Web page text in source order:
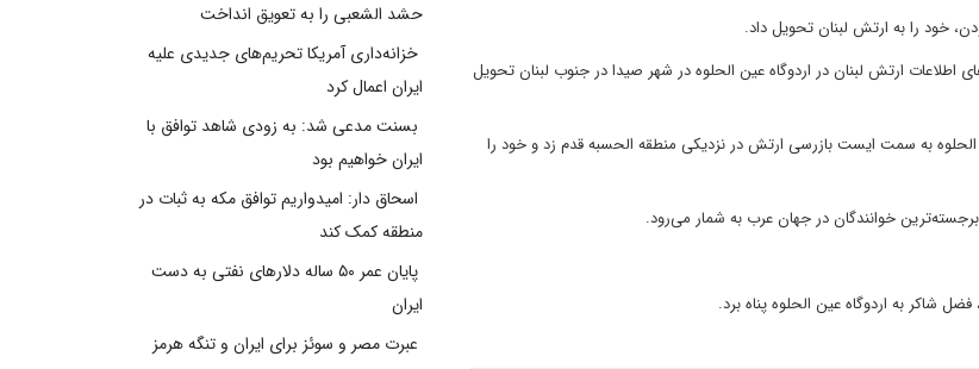
خود را به ارتش لبنان تحویل داد.
اطلاعات ارتش لبنان در اردوگاه عین الحلوه در شهر صیدا در جنوب لبنان تحویل
به سمت ایست بازرسی ارتش در نزدیکی منطقه الحسبه قدم زد و خود را
حشد الشعبی را به تعویق انداخت
خزانه‌داری آمریکا تحریم‌های جدیدی علیه
ایران اعمال کرد
بسنت مدعی شد: به زودی شاهد توافق با
ایران خواهیم بود
اسحاق دار: امیدواریم توافق مکه به ثبات در
منطقه کمک کند
پایان عمر ۵۰ ساله دلارهای نفتی به دست
ایران
عبرت مصر و سوئز برای ایران و تنگه هرمز